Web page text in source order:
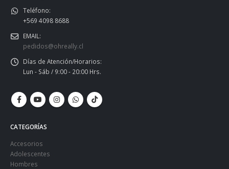
Teléfono:
+569 4098 8688
EMAIL:
pedidos@ohreally.cl
Días de Atención/Horarios:
Lun - Sáb / 9:00 - 20:00 Hrs.
CATEGORÍAS
Accesorios
Adolescentes
Hombres